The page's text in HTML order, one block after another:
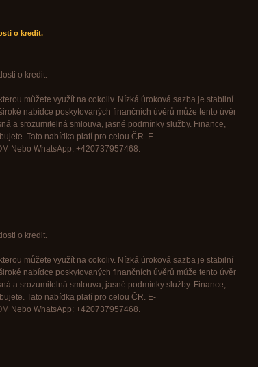
o kredit.
o kredit.
můžete využít na cokoliv. Nízká úroková sazba je stabilní
nabídce poskytovaných finančních úvěrů může tento úvěr
a srozumitelná smlouva, jasné podmínky služby. Finance,
Tato nabídka platí pro celou ČR. E-
Nebo WhatsApp: +420737957468.
o kredit.
můžete využít na cokoliv. Nízká úroková sazba je stabilní
nabídce poskytovaných finančních úvěrů může tento úvěr
a srozumitelná smlouva, jasné podmínky služby. Finance,
Tato nabídka platí pro celou ČR. E-
Nebo WhatsApp: +420737957468.